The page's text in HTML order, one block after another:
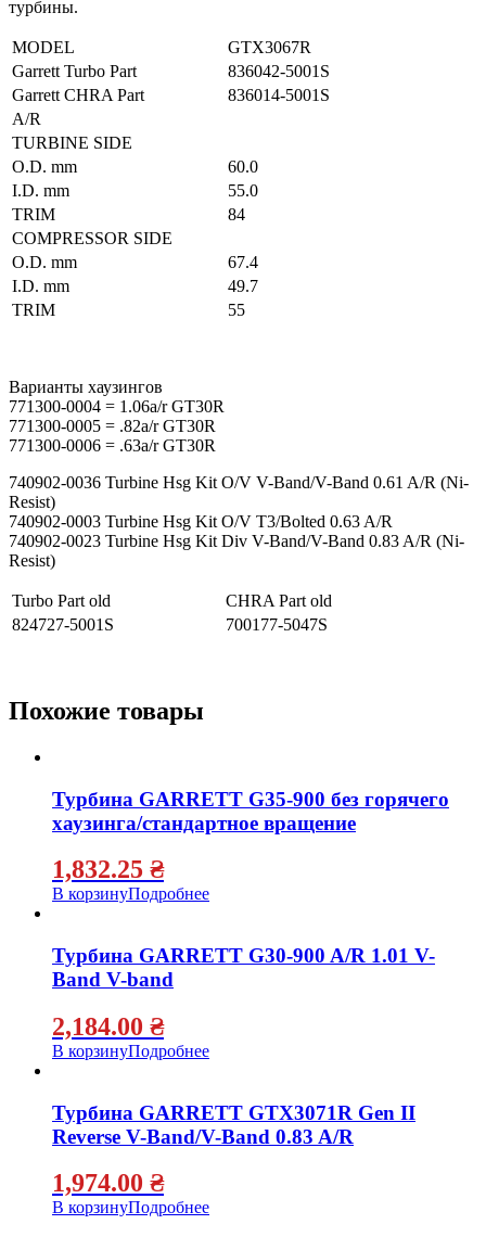
турбины.
MODEL
GTX3067R
Garrett Turbo Part
836042-5001S
Garrett CHRA Part
836014-5001S
A/R
TURBINE SIDE
O.D. mm
60.0
I.D. mm
55.0
TRIM
84
COMPRESSOR SIDE
O.D. mm
67.4
I.D. mm
49.7
TRIM
55
Варианты хаузингов
771300-0004 = 1.06a/r GT30R
771300-0005 = .82a/r GT30R
771300-0006 = .63a/r GT30R
740902-0036 Turbine Hsg Kit O/V V-Band/V-Band 0.61 A/R (Ni-
Resist)
740902-0003 Turbine Hsg Kit O/V T3/Bolted 0.63 A/R
740902-0023 Turbine Hsg Kit Div V-Band/V-Band 0.83 A/R (Ni-
Resist)
Turbo Part old
CHRA Part old
824727-5001S
700177-5047S
Похожие товары
Турбина GARRETT G35-900 без горячего
хаузинга/стандартное вращение
1,832.25 ₴
В корзинуПодробнее
Турбина GARRETT G30-900 A/R 1.01 V-
Band V-band
2,184.00 ₴
В корзинуПодробнее
Турбина GARRETT GTX3071R Gen II
Reverse V-Band/V-Band 0.83 A/R
1,974.00 ₴
В корзинуПодробнее